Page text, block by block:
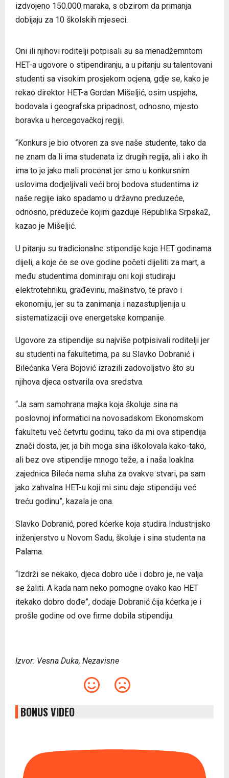
izdvojeno 150.000 maraka, s obzirom da primanja
dobijaju za 10 školskih mjeseci.
Oni ili njihovi roditelji potpisali su sa menadžemntom
HET-a ugovore o stipendiranju, a u pitanju su talentovani
studenti sa visokim prosjekom ocjena, gdje se, kako je
rekao direktor HET-a Gordan Mišeljić, osim uspjeha,
bodovala i geografska pripadnost, odnosno, mjesto
boravka u hercegovačkoj regiji.
“Konkurs je bio otvoren za sve naše studente, tako da
ne znam da li ima studenata iz drugih regija, ali i ako ih
ima to je jako mali procenat jer smo u konkursnim
uslovima dodjeljivali veći broj bodova studentima iz
naše regije iako spadamo u državno preduzeće,
odnosno, preduzeće kojim gazduje Republika Srpska2,
kazao je Mišeljić.
U pitanju su tradicionalne stipendije koje HET godinama
dijeli, a koje će se ove godine početi dijeliti za mart, a
među studentima dominiraju oni koji studiraju
elektrotehniku, građevinu, mašinstvo, te pravo i
ekonomiju, jer su ta zanimanja i nazastupljenija u
sistematizaciji ove energetske kompanije.
Ugovore za stipendije su najviše potpisivali roditelji jer
su studenti na fakultetima, pa su Slavko Dobranić i
Bilećanka Vera Bojović izrazili zadovoljstvo što su
njihova djeca ostvarila ova sredstva.
“Ja sam samohrana majka koja školuje sina na
poslovnoj informatici na novosadskom Ekonomskom
fakultetu već četvrtu godinu, tako da mi ova stipendija
znači dosta, jer, ja bih moga sina iškolovala kako-tako,
ali bez ove stipendije mnogo teže, a i naša loaklna
zajednica Bileća nema sluha za ovakve stvari, pa sam
jako zahvalna HET-u koji mi sinu daje stipendiju već
treću godinu”, kazala je ona.
Slavko Dobranić, pored kćerke koja studira Industrijsko
inženjerstvo u Novom Sadu, školuje i sina studenta na
Palama.
“Izdrži se nekako, djeca dobro uče i dobro je, ne valja
se žaliti. A kada nam neko pomogne ovako kao HET
itekako dobro dođe”, dodaje Dobranić čija kćerka je i
prošle godine od ove firme dobila stipendiju.
Izvor: Vesna Duka, Nezavisne
BONUS VIDEO